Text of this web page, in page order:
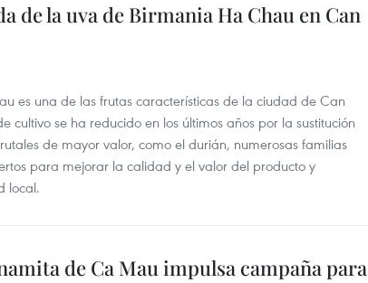
de la uva de Birmania Ha Chau en Can
es una de las frutas características de la ciudad de Can
cultivo se ha reducido en los últimos años por la sustitución
de mayor valor, como el durián, numerosas familias
para mejorar la calidad y el valor del producto y
local.
de Ca Mau impulsa campaña para